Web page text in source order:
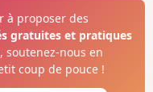
de Chamois est le
seulement accessible,
à proposer des
gratuites et pratiques
soutenez-nous en
coup de pouce !